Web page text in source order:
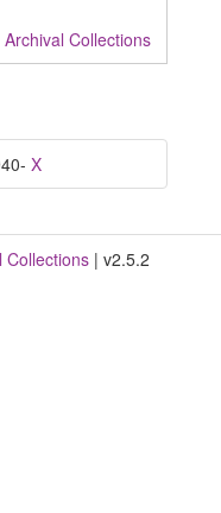
Collections
X
Collections | v2.5.2